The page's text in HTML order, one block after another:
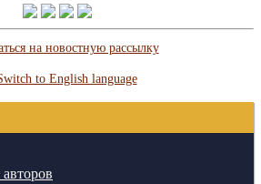
на новостную рассылку
to English language